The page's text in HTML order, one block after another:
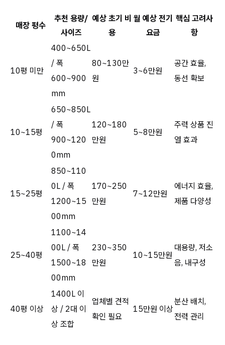
매장 평수
추천 용량/
사이즈
예상 초기 비
용
월 예상 전기
요금
핵심 고려사
항
10평 미만
400~650L
/ 폭
600~900
mm
80~130만
원
3~6만원
공간 효율,
동선 확보
10~15평
650~850L
/ 폭
900~120
0mm
120~180
만원
5~8만원
주력 상품 진
열 효과
15~25평
850~110
0L / 폭
1200~15
00mm
170~250
만원
7~12만원
에너지 효율,
제품 다양성
25~40평
1100~14
00L / 폭
1500~18
00mm
230~350
만원
10~15만원
대용량, 저소
음, 내구성
40평 이상
1400L 이
상 / 2대 이
상 조합
업체별 견적
확인 필요
15만원 이상
분산 배치,
전력 관리